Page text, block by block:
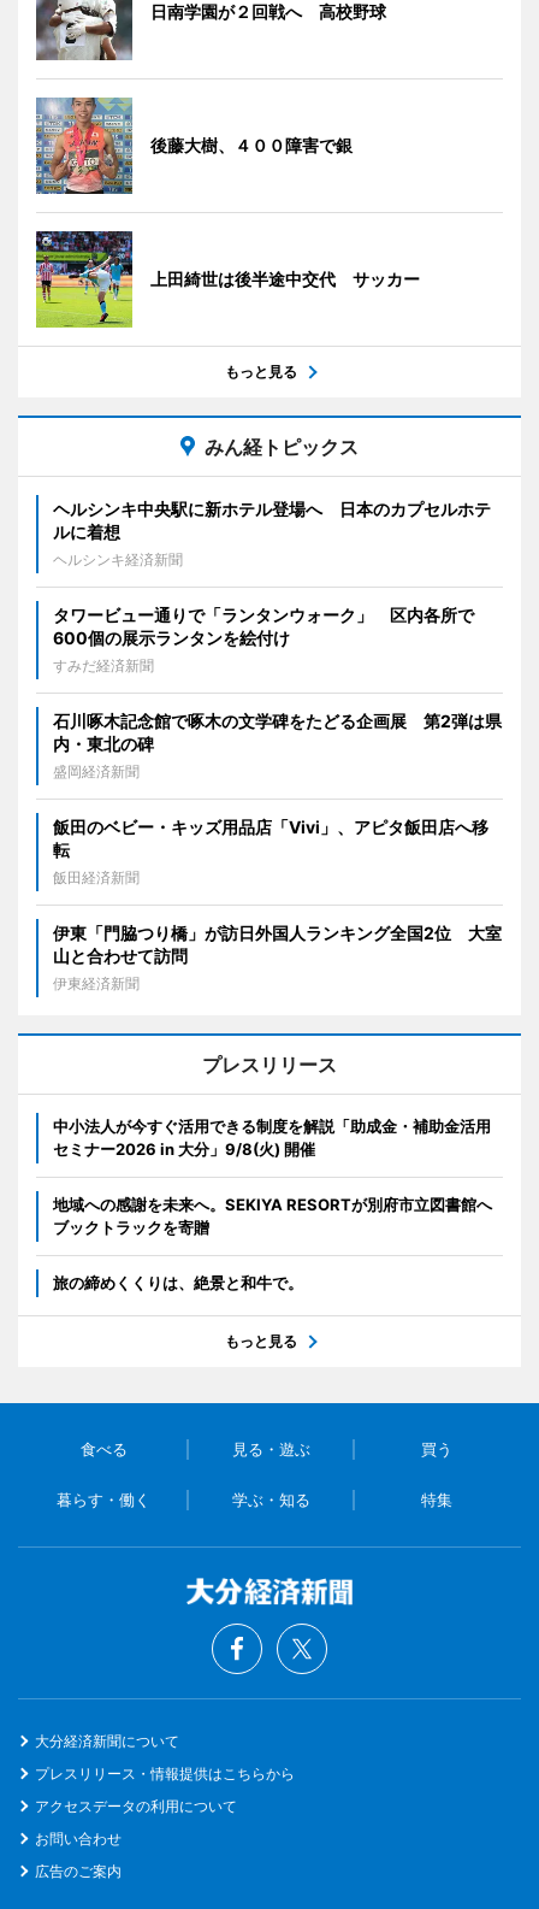
日南学園が２回戦へ 高校野球
後藤大樹、４００障害で銀
上田綺世は後半途中交代 サッカー
もっと見る
みん経トピックス
ヘルシンキ中央駅に新ホテル登場へ 日本のカプセルホテ
ルに着想
ヘルシンキ経済新聞
タワービュー通りで「ランタンウォーク」 区内各所で
600個の展示ランタンを絵付け
すみだ経済新聞
石川啄木記念館で啄木の文学碑をたどる企画展 第2弾は県
内・東北の碑
盛岡経済新聞
飯田のベビー・キッズ用品店「Vivi」、アピタ飯田店へ移
転
飯田経済新聞
伊東「門脇つり橋」が訪日外国人ランキング全国2位 大室
山と合わせて訪問
伊東経済新聞
プレスリリース
中小法人が今すぐ活用できる制度を解説「助成金・補助金活用
セミナー2026 in 大分」9/8(火) 開催
地域への感謝を未来へ。SEKIYA RESORTが別府市立図書館へ
ブックトラックを寄贈
旅の締めくくりは、絶景と和牛で。
もっと見る
食べる 見る・遊ぶ 買う
暮らす・働く 学ぶ・知る 特集
大分経済新聞について
プレスリリース・情報提供はこちらから
アクセスデータの利用について
お問い合わせ
広告のご案内